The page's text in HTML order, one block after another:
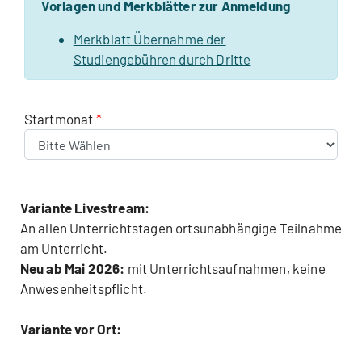
Vorlagen und Merkblätter zur Anmeldung
Merkblatt Übernahme der
Studiengebühren durch Dritte
Startmonat
Variante Livestream:
An allen Unterrichtstagen ortsunabhängige Teilnahme
am Unterricht.
Neu ab Mai 2026: mit Unterrichtsaufnahmen, keine
Anwesenheitspflicht.
Variante vor Ort: